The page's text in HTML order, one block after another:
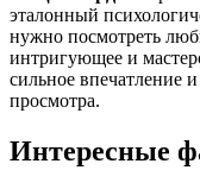
эталонный
нужно посмотреть
интригующее и
сильное впечатление
просмотра.
Интересные